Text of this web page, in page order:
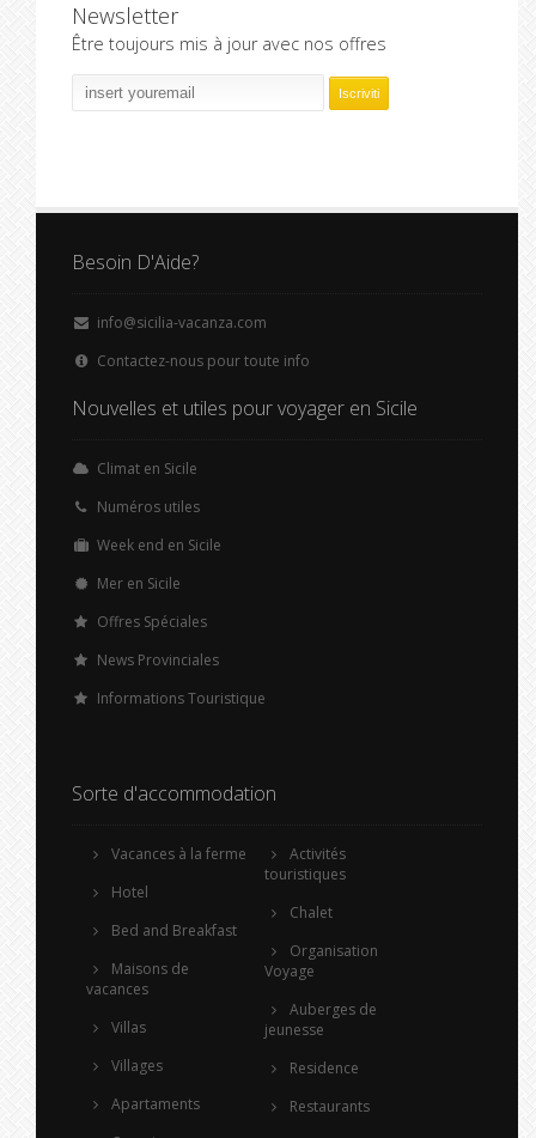
Newsletter
Être toujours mis à jour avec nos offres
Besoin D'Aide?
info@sicilia-vacanza.com
Contactez-nous pour toute info
Nouvelles et utiles pour voyager en Sicile
Climat en Sicile
Numéros utiles
Week end en Sicile
Mer en Sicile
Offres Spéciales
News Provinciales
Informations Touristique
Sorte d'accommodation
Vacances à la ferme
Hotel
Bed and Breakfast
Maisons de
vacances
Villas
Villages
Apartaments
Activités
touristiques
Chalet
Organisation
Voyage
Auberges de
jeunesse
Residence
Restaurants